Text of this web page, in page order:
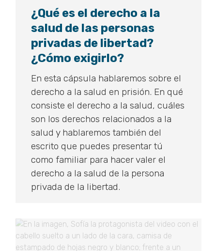
¿Qué es el derecho a la
salud de las personas
privadas de libertad?
¿Cómo exigirlo?
En esta cápsula hablaremos sobre el
derecho a la salud en prisión. En qué
consiste el derecho a la salud, cuáles
son los derechos relacionados a la
salud y hablaremos también del
escrito que puedes presentar tú
como familiar para hacer valer el
derecho a la salud de la persona
privada de la libertad.